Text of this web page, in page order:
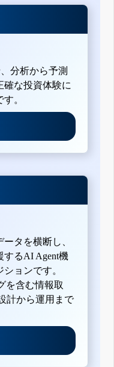
分析から予測
確な投資体験に
。
タを横断し、
するAI Agent機
ョンです。
を含む情報取
計から運用まで